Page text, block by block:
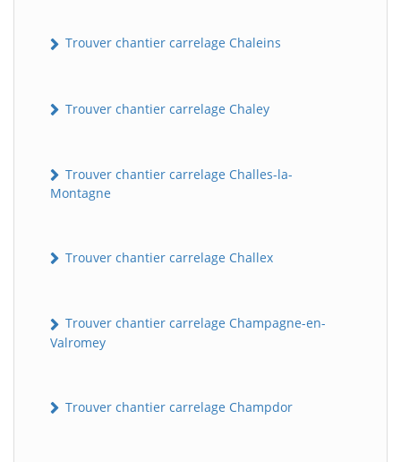
Trouver chantier carrelage Chaleins
Trouver chantier carrelage Chaley
Trouver chantier carrelage Challes-la-
Montagne
Trouver chantier carrelage Challex
Trouver chantier carrelage Champagne-en-
Valromey
Trouver chantier carrelage Champdor